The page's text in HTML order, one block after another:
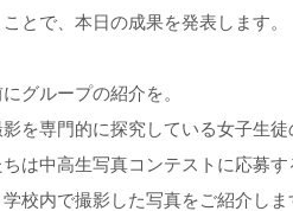
とで、本日の成果を発表します。
グループの紹介を。
を専門的に探究している女子生徒
は中高生写真コンテストに応募
校内で撮影した写真をご紹介しま